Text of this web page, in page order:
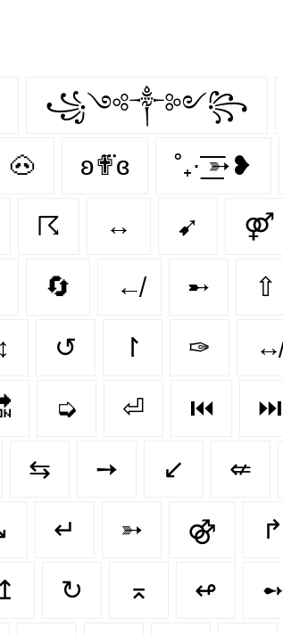
꧁༺༒༻꧂
🐽 ʚ✟⃛ɞ ˚₊· ͟͟͞͞➳❥
☈ ↔ ➹ ⚤
🔄 ↚ ➸ ⇧
↕ ↺ ↾ ✑ ↮
➭ ⏎ ⏮️ ⏭️
⇆ ➙ ↙️ ⇍
↵ ➳ ⚣ ↱
↥ ↻ ⌅ ↫ ➻